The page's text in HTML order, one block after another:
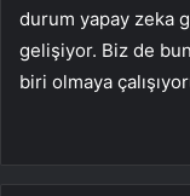
durum yapay zeka
gelişiyor. Biz de
biri olmaya